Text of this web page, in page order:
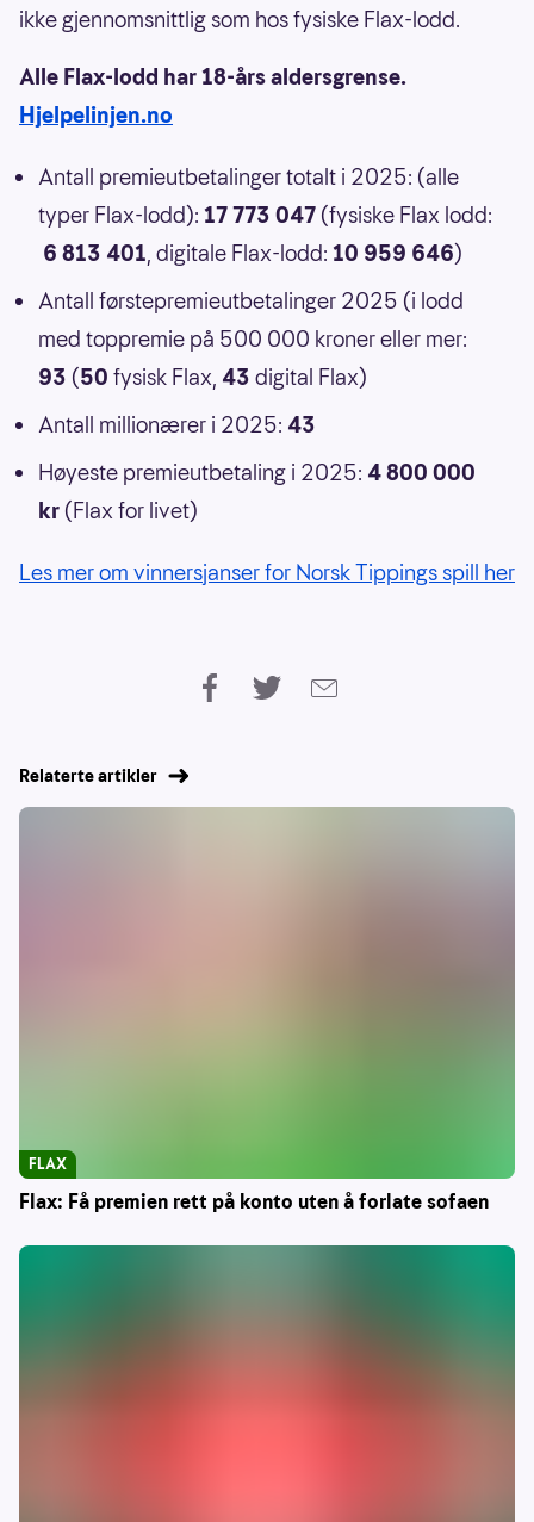
ikke gjennomsnittlig som hos fysiske Flax-lodd.
Alle Flax-lodd har 18-års aldersgrense.
Hjelpelinjen.no
Antall premieutbetalinger totalt i 2025: (alle
typer Flax-lodd): 17 773 047 (fysiske Flax lodd:
6 813 401, digitale Flax-lodd: 10 959 646)
Antall førstepremieutbetalinger 2025 (i lodd
med toppremie på 500 000 kroner eller mer:
93 (50 fysisk Flax, 43 digital Flax)
Antall millionærer i 2025: 43
Høyeste premieutbetaling i 2025: 4 800 000
kr (Flax for livet)
Les mer om vinnersjanser for Norsk Tippings spill her
Relaterte artikler
Flax: Få premien rett på konto uten å forlate sofaen
FLAX